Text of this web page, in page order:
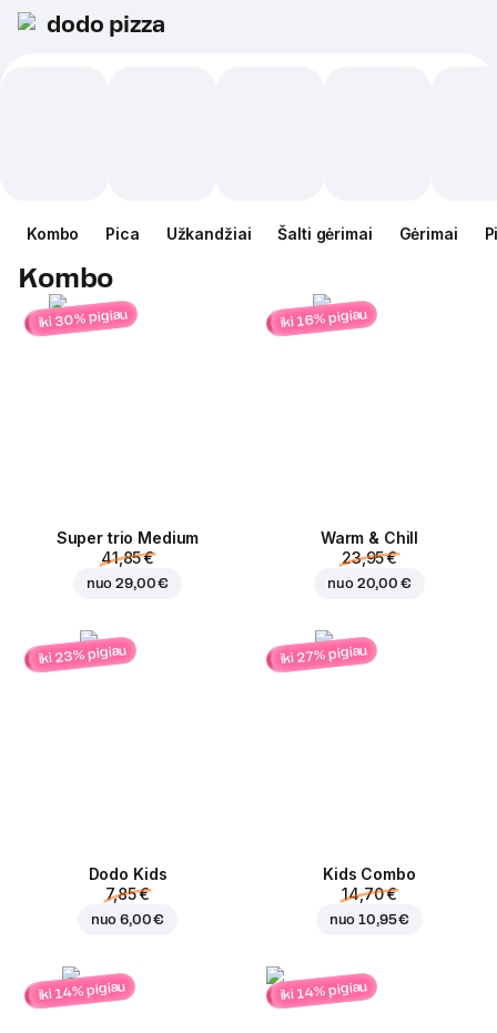
dodo pizza
Kombo Pica Užkandžiai Šalti gėrimai Gėrimai
Kombo
iki 30% pigiau
Super trio Medium
41,85 €
nuo29,00 €
iki 16% pigiau
Warm & Chill
23,95 €
nuo 20,00 €
iki 23% pigiau
Dodo Kids
7,85 €
nuo6,00 €
iki 27% pigiau
Kids Combo
14,70 €
nuo10,95 €
iki 14% pigiau iki 14% pigiau